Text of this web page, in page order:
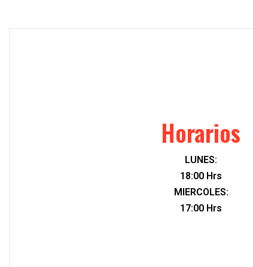
Horarios
LUNES:
18:00 Hrs
MIERCOLES:
17:00 Hrs